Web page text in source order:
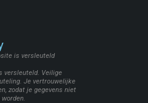
versleuteld. Veilige
Je vertrouwelijke
zodat je gegevens niet